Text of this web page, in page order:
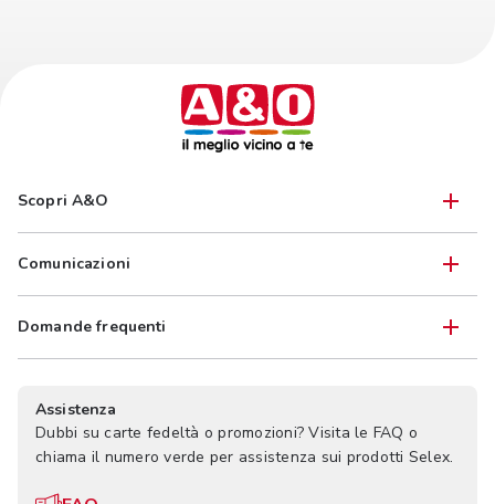
Scopri A&O
Comunicazioni
Domande frequenti
Assistenza
Dubbi su carte fedeltà o promozioni? Visita le FAQ o
chiama il numero verde per assistenza sui prodotti Selex.